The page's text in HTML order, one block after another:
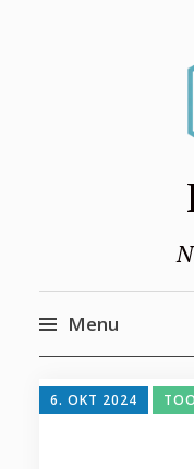
Menu
to
6. OKT 2024